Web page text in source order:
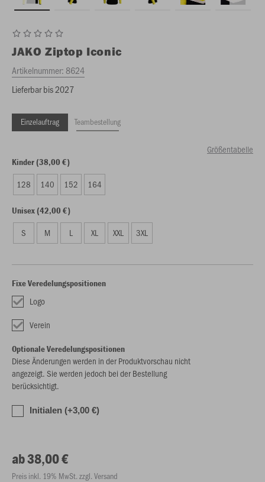
JAKO Ziptop Iconic
Artikelnummer:8624
Lieferbar bis 2027
Einzelauftrag Teambestellung
Größentabelle
Kinder (38,00 €)
128 140 152 164
Unisex (42,00 €)
S M L XL XXL 3XL
Fixe Veredelungspositionen
Logo
Verein
Optionale Veredelungspositionen
Diese Änderungen werden in der Produktvorschau nicht
angezeigt. Sie werden jedoch bei der Bestellung
berücksichtigt.
Initialen (+3,00 €)
ab 38,00 €
Preis inkl. 19% MwSt. zzgl. Versand